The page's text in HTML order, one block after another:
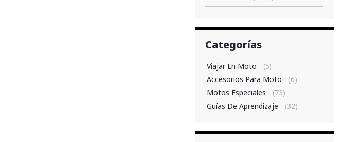
Categorías
Viajar En Moto
(5)
Accesorios Para Moto
(6)
Motos Especiales
(73)
Guías De Aprendizaje
(32)